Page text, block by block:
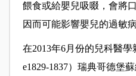
餵食或給嬰兒吸啜，會將
因而可能影響嬰兒的過敏病
在2013年6月份的兒科醫學
e1829-1837）瑞典哥德堡